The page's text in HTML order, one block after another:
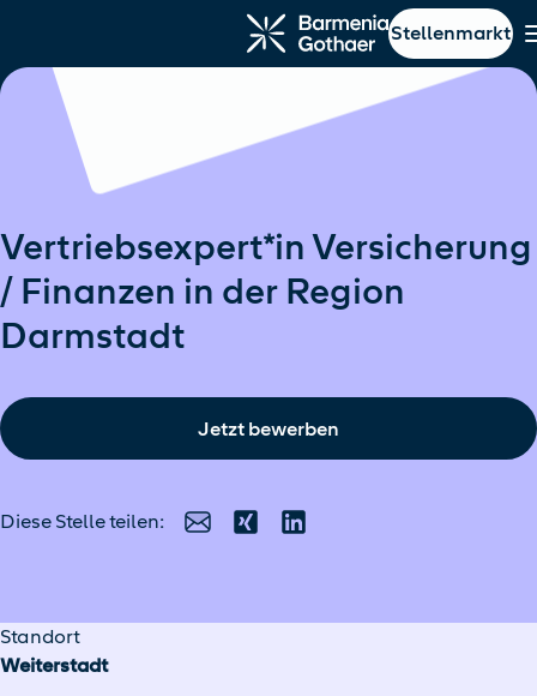
Stellenmarkt
Vertriebsexpert*in Versicherung
/ Finanzen in der Region
Darmstadt
Jetzt bewerben
Diese Stelle teilen:
E-MailXing LinkedIn
Standort
Weiterstadt